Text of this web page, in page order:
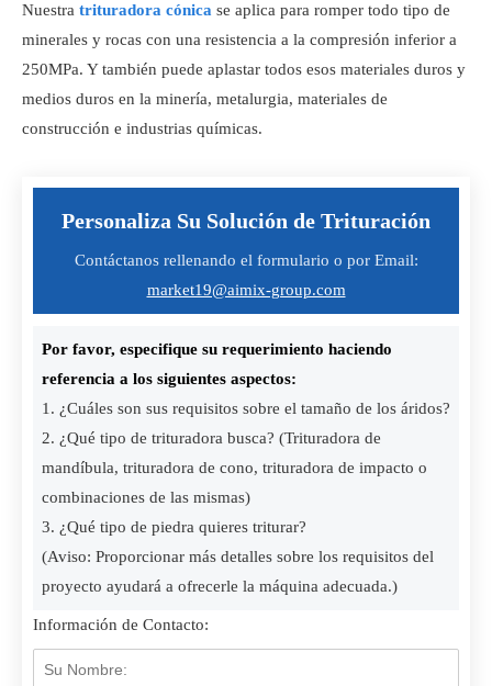
Nuestra trituradora cónica se aplica para romper todo tipo de
minerales y rocas con una resistencia a la compresión inferior a
250MPa. Y también puede aplastar todos esos materiales duros y
medios duros en la minería, metalurgia, materiales de
construcción e industrias químicas.
Personaliza Su Solución de Trituración
Contáctanos rellenando el formulario o por Email:
market19@aimix-group.com
Por favor, especifique su requerimiento haciendo
referencia a los siguientes aspectos:
1. ¿Cuáles son sus requisitos sobre el tamaño de los áridos?
2. ¿Qué tipo de trituradora busca? (Trituradora de
mandíbula, trituradora de cono, trituradora de impacto o
combinaciones de las mismas)
3. ¿Qué tipo de piedra quieres triturar?
(Aviso: Proporcionar más detalles sobre los requisitos del
proyecto ayudará a ofrecerle la máquina adecuada.)
Información de Contacto: